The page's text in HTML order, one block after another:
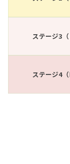
ステージ3
ステージ4